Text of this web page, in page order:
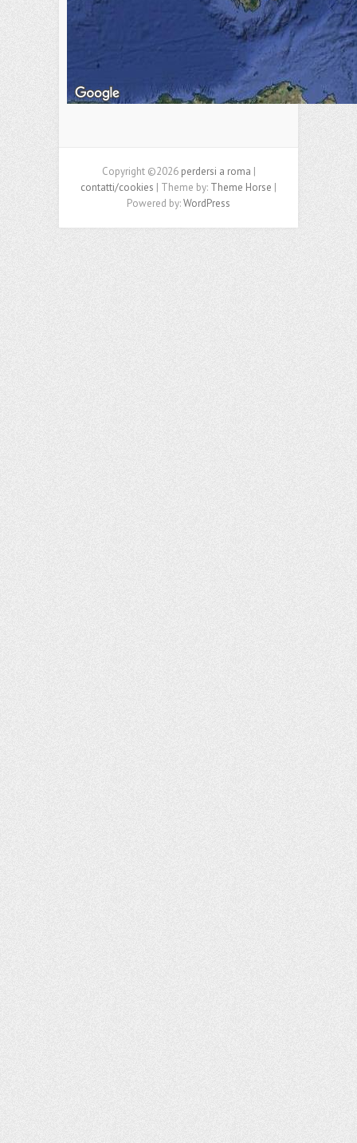
Copyright ©2026 perdersi a roma |
contatti/cookies | Theme by: Theme Horse |
Powered by:WordPress